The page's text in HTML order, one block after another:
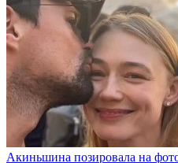
Акиньшина позировала на